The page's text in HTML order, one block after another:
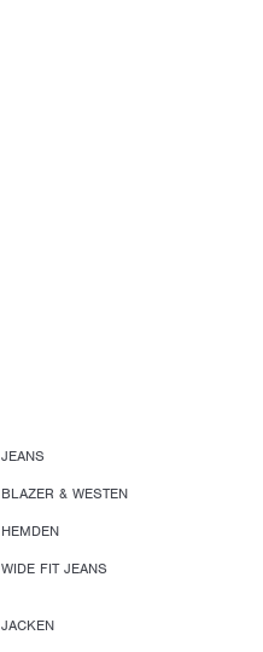
JEANS
BLAZER & WESTEN
HEMDEN
WIDE FIT JEANS
JACKEN